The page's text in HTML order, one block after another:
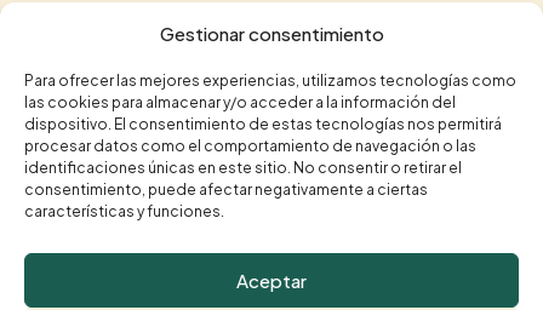
Gestionar consentimiento
Para ofrecer las mejores experiencias, utilizamos tecnologías como
las cookies para almacenar y/o acceder a la información del
dispositivo. El consentimiento de estas tecnologías nos permitirá
procesar datos como el comportamiento de navegación o las
identificaciones únicas en este sitio. No consentir o retirar el
consentimiento, puede afectar negativamente a ciertas
características y funciones.
Aceptar
Información de envío
Contacto
 +34 963 75 20 40  +34 615 35 50 96
 contacto@vendival.com